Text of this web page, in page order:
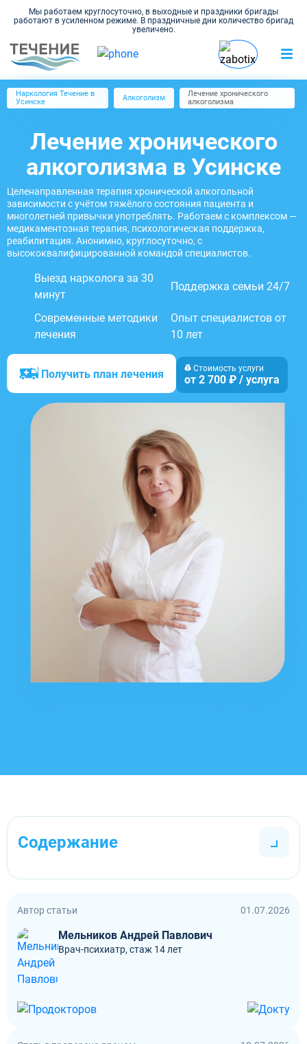
Мы работаем круглосуточно, в выходные и праздники бригады
работают в усиленном режиме. В праздничные дни количество бригад
увеличено.
Наркология Течение в
Усинске
Алкоголизм
Лечение хронического
алкоголизма
Лечение хронического
алкоголизма в Усинске
Целенаправленная терапия хронической алкогольной
зависимости с учётом тяжёлого состояния пациента и
многолетней привычки употреблять. Работаем с комплексом —
медикаментозная терапия, психологическая поддержка,
реабилитация. Анонимно, круглосуточно, с
высококвалифицированной командой специалистов.
Выезд нарколога за 30
минут
Поддержка семьи 24/7
Современные методики
лечения
Опыт специалистов от
10 лет
Получить план лечения Стоимость услуги
от 2 700 ₽ / услуга
Содержание
Автор статьи 01.07.2026
Мельников Андрей Павлович
Врач-психиатр, стаж 14 лет